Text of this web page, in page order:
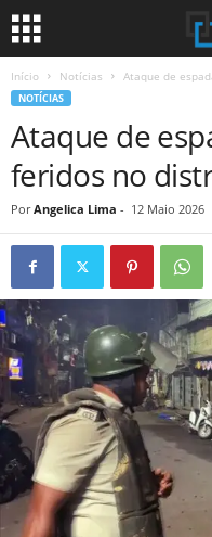
Início Notícias Ataque de
NOTÍCIAS
Ataque de
feridos no
Por Angelica Lima - 12 Maio 2026